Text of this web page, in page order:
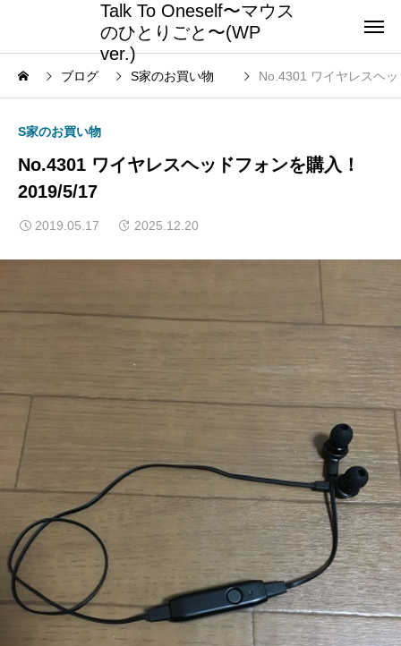
Talk To Oneself〜マウス
のひとりごと〜(WP
ver.)
ブログ S家のお買い物 No.4301 ワイヤレスヘ
S家のお買い物
No.4301 ワイヤレスヘッドフォンを購入！
2019/5/17
2019.05.17 2025.12.20